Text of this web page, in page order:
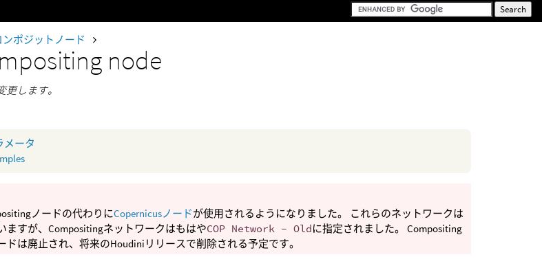
ンポジットノード
node
します。
メータ
ノードの代わりにCopernicusノードが使用されるようになりました。 これらのネットワークは
ますが、CompositingネットワークはもはやCOP Network - Oldに指定されました。 Compositing
ドは廃止され、将来のHoudiniリリースで削除される予定です。